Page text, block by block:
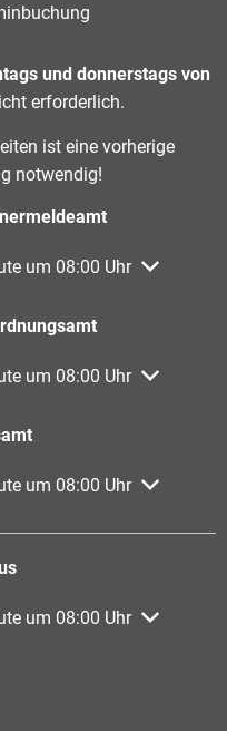
und donnerstags von
erforderlich.
ist eine vorherige
notwendig!
oder Schließzeiten
um 08:00 Uhr
oder Schließzeiten
um 08:00 Uhr
oder Schließzeiten
um 08:00 Uhr
oder Schließzeiten
um 08:00 Uhr